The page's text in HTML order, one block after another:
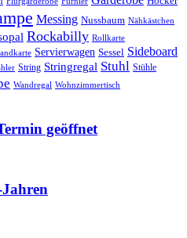
Messing Nussbaum Nähkästchen
Rockabilly Rollkarte
Servierwagen Sessel Sideboard
String Stringregal Stuhl Stühle
Wandregal Wohnzimmertisch
geöffnet
Jahren